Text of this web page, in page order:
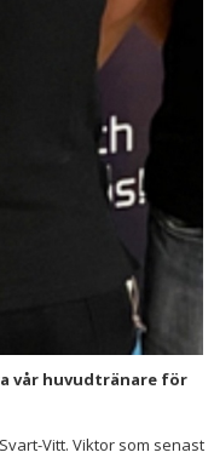
vår huvudtränare för
Vitt. Viktor som senast